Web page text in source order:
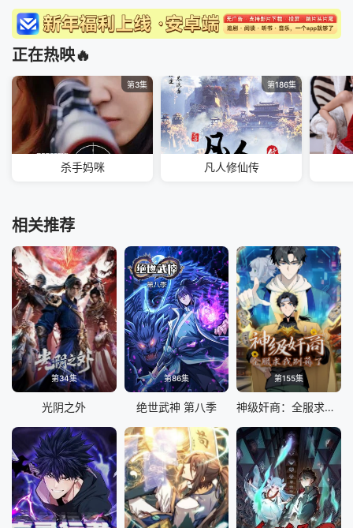
正在热映🔥
第3集
杀手妈咪
第186集
凡人修仙传
相关推荐
第34集
光阴之外
第86集
绝世武神 第八季
第155集
神级奸商：全服求我别薅了 动态漫画